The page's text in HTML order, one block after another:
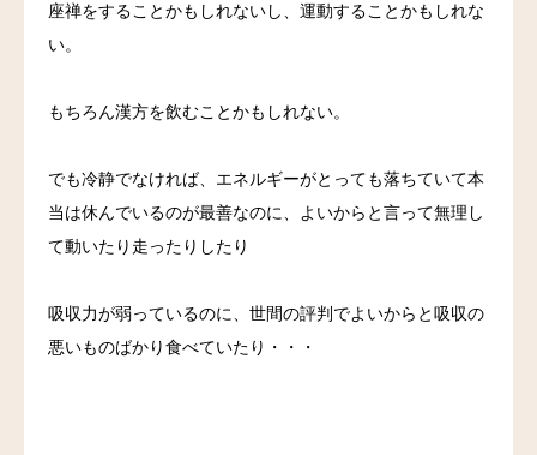
座禅をすることかもしれないし、運動することかもしれな
い。
もちろん漢方を飲むことかもしれない。
でも冷静でなければ、エネルギーがとっても落ちていて本
当は休んでいるのが最善なのに、よいからと言って無理し
て動いたり走ったりしたり
吸収力が弱っているのに、世間の評判でよいからと吸収の
悪いものばかり食べていたり・・・